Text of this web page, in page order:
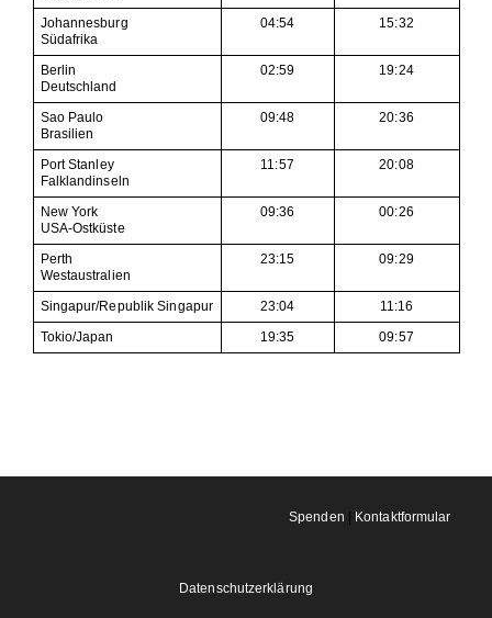
Johannesburg
Südafrika
04:54 15:32
Berlin
Deutschland
02:59 19:24
Sao Paulo
Brasilien
09:48 20:36
Port Stanley
Falklandinseln
11:57 20:08
New York
USA-Ostküste
09:36 00:26
Perth
Westaustralien
23:15 09:29
Singapur/Republik Singapur 23:04
11:16
Tokio/Japan
19:35 09:57
Spenden | Kontaktformular
Datenschutzerklärung